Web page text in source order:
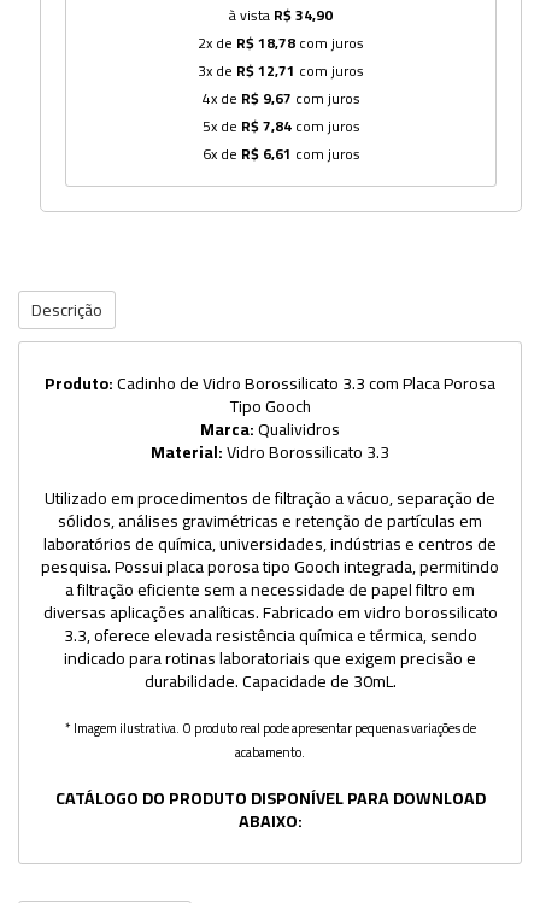
à vistaR$ 34,90
2x de R$ 18,78com juros
3x de R$ 12,71 com juros
4x de R$ 9,67 com juros
5x de R$ 7,84com juros
6x de R$ 6,61 com juros
Descrição
Produto:Cadinho de Vidro Borossilicato 3.3 com Placa Porosa
Tipo Gooch
Marca:Qualividros
Material:Vidro Borossilicato 3.3
Utilizado em procedimentos de filtração a vácuo, separação de
sólidos, análises gravimétricas e retenção de partículas em
laboratórios de química, universidades, indústrias e centros de
pesquisa. Possui placa porosa tipo Gooch integrada, permitindo
a filtração eficiente sem a necessidade de papel filtro em
diversas aplicações analíticas. Fabricado em vidro borossilicato
3.3, oferece elevada resistência química e térmica, sendo
indicado para rotinas laboratoriais que exigem precisão e
durabilidade. Capacidade de 30mL.
* Imagem ilustrativa. O produto real pode apresentar pequenas variações de
acabamento.
CATÁLOGO DO PRODUTO DISPONÍVEL PARA DOWNLOAD
ABAIXO: